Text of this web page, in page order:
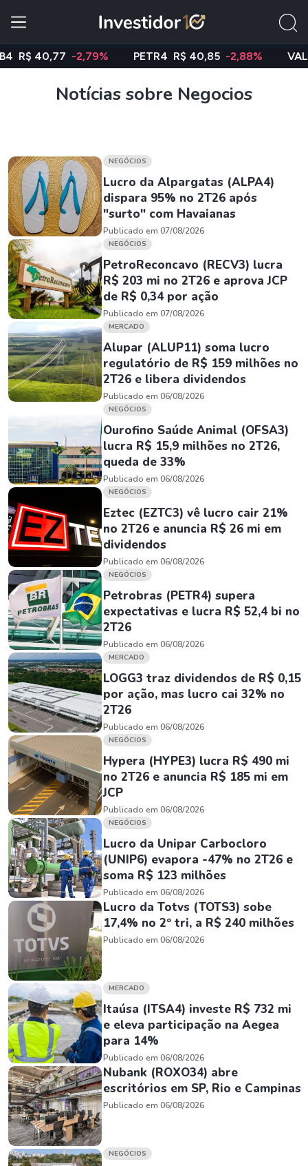
40,77 -2,79% PETR4 R$ 40,85 -2,88% VALE3
Notícias sobre Negocios
NEGÓCIOS
Lucro da Alpargatas (ALPA4)
dispara 95% no 2T26 após
"surto" com Havaianas
Publicado em 07/08/2026
NEGÓCIOS
PetroReconcavo (RECV3) lucra
R$ 203 mi no 2T26 e aprova JCP
de R$ 0,34 por ação
Publicado em 07/08/2026
MERCADO
Alupar (ALUP11) soma lucro
regulatório de R$ 159 milhões no
2T26 e libera dividendos
Publicado em 06/08/2026
NEGÓCIOS
Ourofino Saúde Animal (OFSA3)
lucra R$ 15,9 milhões no 2T26,
queda de 33%
Publicado em 06/08/2026
NEGÓCIOS
Eztec (EZTC3) vê lucro cair 21%
no 2T26 e anuncia R$ 26 mi em
dividendos
Publicado em 06/08/2026
NEGÓCIOS
Petrobras (PETR4) supera
expectativas e lucra R$ 52,4 bi no
2T26
Publicado em 06/08/2026
MERCADO
LOGG3 traz dividendos de R$ 0,15
por ação, mas lucro cai 32% no
2T26
Publicado em 06/08/2026
NEGÓCIOS
Hypera (HYPE3) lucra R$ 490 mi
no 2T26 e anuncia R$ 185 mi em
JCP
Publicado em 06/08/2026
NEGÓCIOS
Lucro da Unipar Carbocloro
(UNIP6) evapora -47% no 2T26 e
soma R$ 123 milhões
Publicado em 06/08/2026
Lucro da Totvs (TOTS3) sobe
17,4% no 2º tri, a R$ 240 milhões
Publicado em 06/08/2026
MERCADO
Itaúsa (ITSA4) investe R$ 732 mi
e eleva participação na Aegea
para 14%
Publicado em 06/08/2026
Nubank (ROXO34) abre
escritórios em SP, Rio e Campinas
Publicado em 06/08/2026
NEGÓCIOS